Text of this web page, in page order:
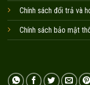
Chính sách đổi trả và
Chính sách bảo mật